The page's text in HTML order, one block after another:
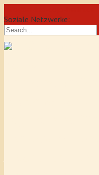
Soziale Netzwerke: